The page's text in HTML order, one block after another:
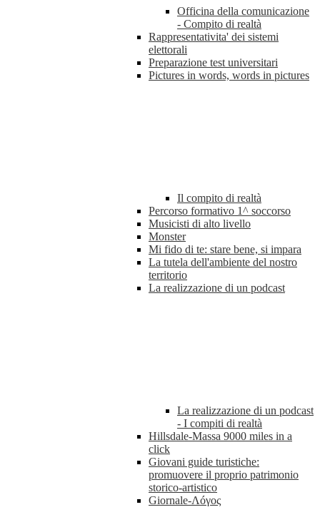
Officina della comunicazione
- Compito di realtà
Rappresentativita' dei sistemi
elettorali
Preparazione test universitari
Pictures in words, words in pictures
Il compito di realtà
Percorso formativo 1^ soccorso
Musicisti di alto livello
Monster
Mi fido di te: stare bene, si impara
La tutela dell'ambiente del nostro
territorio
La realizzazione di un podcast
La realizzazione di un podcast
- I compiti di realtà
Hillsdale-Massa 9000 miles in a
click
Giovani guide turistiche:
promuovere il proprio patrimonio
storico-artistico
Giornale-Λóγος